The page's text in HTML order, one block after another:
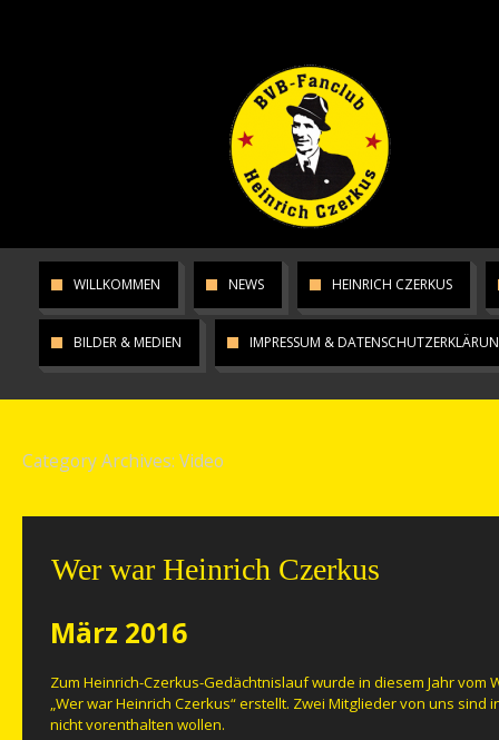
WILLKOMMEN NEWS HEINRICH CZERKUS
BILDER & MEDIEN IMPRESSUM &
Category Archives: Video
Wer war Heinrich Czerkus
März 2016
Zum Heinrich-Czerkus-Gedächtnislauf wurde in diesem Jahr vom
„Wer war Heinrich Czerkus“ erstellt. Zwei Mitglieder von uns sind
nicht vorenthalten wollen.